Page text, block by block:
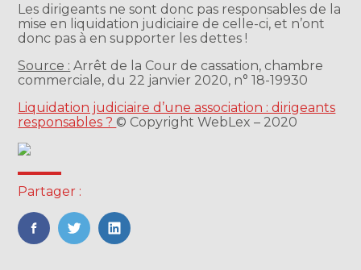
Les dirigeants ne sont donc pas responsables de la
mise en liquidation judiciaire de celle-ci, et n’ont
donc pas à en supporter les dettes !
Source : Arrêt de la Cour de cassation, chambre
commerciale, du 22 janvier 2020, n° 18-19930
Liquidation judiciaire d’une association : dirigeants
responsables ? © Copyright WebLex – 2020
Partager :
FaceBook
TwitterLinkedIn